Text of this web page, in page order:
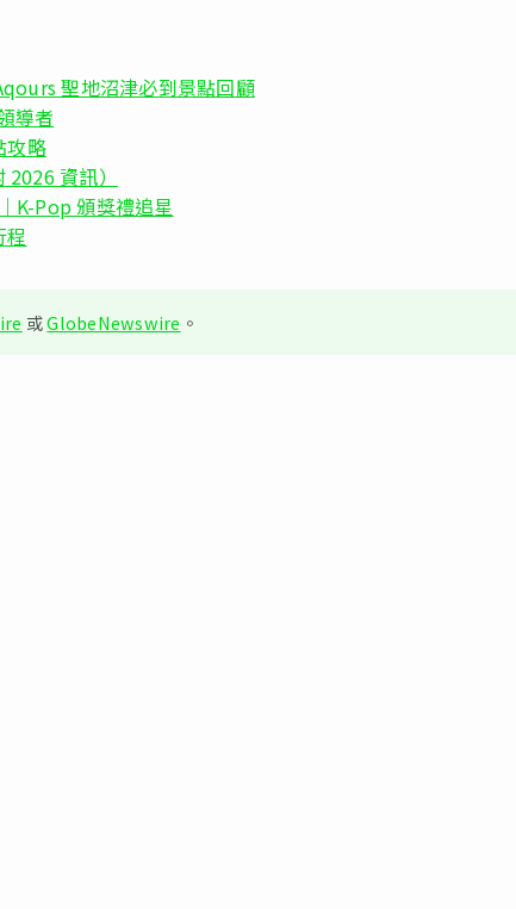
聖地沼津必到景點回顧
導者
攻略
資訊）
K-Pop 頒獎禮追星
程
或GlobeNewswire 。